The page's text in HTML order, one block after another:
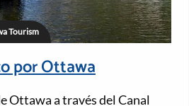
Tourism
por Ottawa
Ottawa a través del Canal